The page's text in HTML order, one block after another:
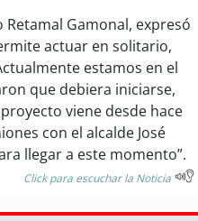
Retamal Gamonal, expresó
actuar en solitario,
estamos en el
que debiera iniciarse,
viene desde hace
con el alcalde José
llegar a este momento”.
Click para escuchar la Noticia